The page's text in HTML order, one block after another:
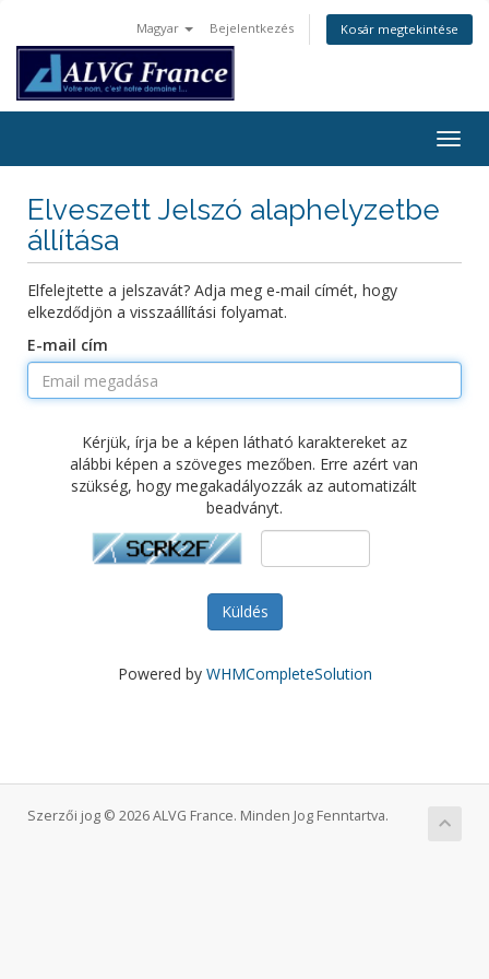
Magyar Bejelentkezés Kosár megtekintése
Elveszett Jelszó alaphelyzetbe
állítása
Elfelejtette a jelszavát? Adja meg e-mail címét, hogy
elkezdődjön a visszaállítási folyamat.
E-mail cím
Kérjük, írja be a képen látható karaktereket az
alábbi képen a szöveges mezőben. Erre azért van
szükség, hogy megakadályozzák az automatizált
beadványt.
Küldés
Powered by WHMCompleteSolution
Szerzői jog © 2026 ALVG France. Minden Jog Fenntartva.